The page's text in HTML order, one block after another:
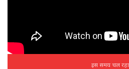
इस समय चल